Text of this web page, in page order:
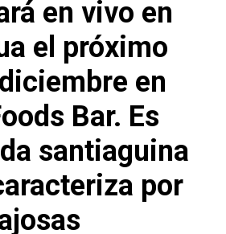
en vivo en
el próximo
en
Bar. Es
santiaguina
por